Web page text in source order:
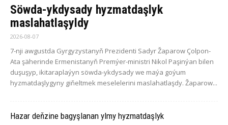
Söwda-ykdysady hyzmatdaşlyk
maslahatlaşyldy
2026-08-07
7-nji awgustda Gyrgyzystanyň Prezidenti Sadyr Žaparow Çolpon-
Ata şäherinde Ermenistanyň Premýer-ministri Nikol Paşinýan bilen
duşuşyp, ikitaraplaýyn söwda-ykdysady we maýa goýum
hyzmatdaşlygyny giňeltmek meselelerini maslahatlaşdy. Žaparow...
Hazar deňzine bagyşlanan ylmy hyzmatdaşlyk